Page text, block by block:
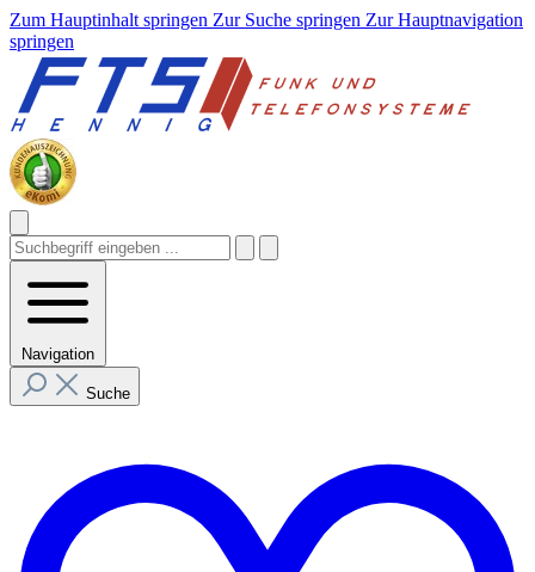
Zum Hauptinhalt springen Zur Suche springen Zur Hauptnavigation
springen
Navigation
Suche